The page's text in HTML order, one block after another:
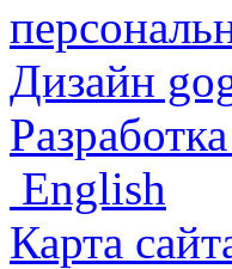
Дизайн
English
Карта